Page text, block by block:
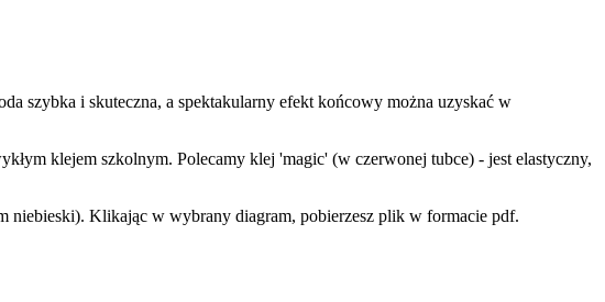
szybka i skuteczna, a spektakularny efekt końcowy można uzyskać w
klejem szkolnym. Polecamy klej 'magic' (w czerwonej tubce) - jest elastyczny,
niebieski). Klikając w wybrany diagram, pobierzesz plik w formacie pdf.